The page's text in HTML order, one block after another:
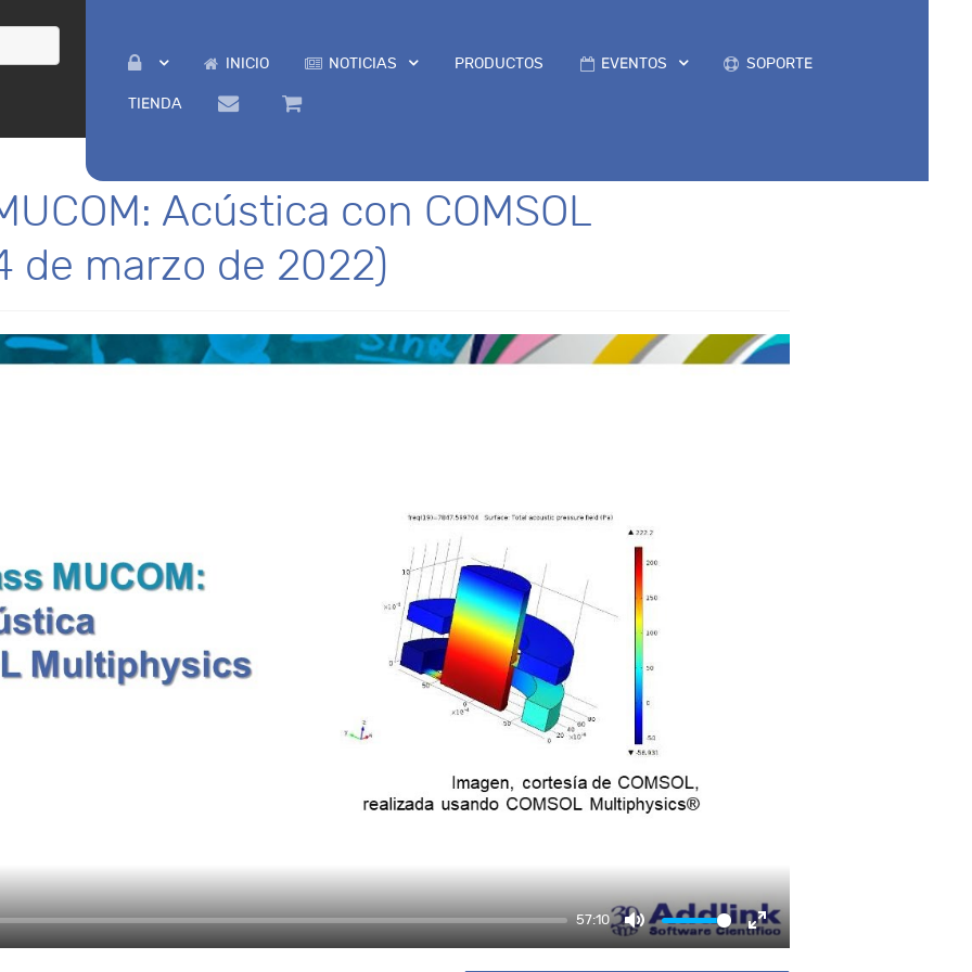
INICIO NOTICIAS PRODUCTOS EVENTOS SOPORTE
TIENDA
Acústica con COMSOL
de marzo de 2022)
57:10
Mute Enter fullscreen